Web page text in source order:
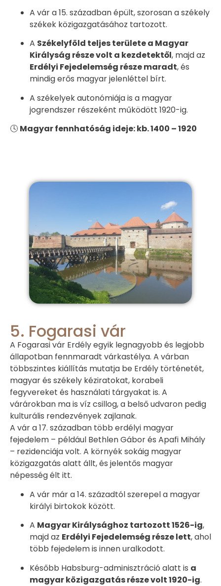
A vár a 15. században épült, szorosan a székely
székek közigazgatásához tartozott.
A Székelyföld teljes területe a Magyar
Királyság része volt a kezdetektől, majd az
Erdélyi Fejedelemség része maradt, és
mindig erős magyar jelenléttel bírt.
A székelyek autonómiája is a magyar
jogrendszer részeként működött 1920-ig.
🕓 Magyar fennhatóság ideje: kb. 1400 – 1920
5. Fogarasi vár
A Fogarasi vár Erdély egyik legnagyobb és legjobb
állapotban fennmaradt várkastélya. A várban
többszintes kiállítás mutatja be Erdély történetét,
magyar és székely kéziratokat, korabeli
fegyvereket és használati tárgyakat is. A
várárokban ma is víz csillog, a belső udvaron pedig
kulturális rendezvények zajlanak.
A vár a 17. században több erdélyi magyar
fejedelem – például Bethlen Gábor és Apafi Mihály
– rezidenciája volt. A környék sokáig magyar
közigazgatás alatt állt, és jelentős magyar
népesség élt itt.
A vár már a 14. századtól szerepel a magyar
királyi birtokok között.
A Magyar Királysághoz tartozott 1526-ig,
majd az Erdélyi Fejedelemség része lett, ahol
több fejedelem is innen uralkodott.
Később Habsburg-adminisztráció alatt is a
magyar közigazgatás része volt 1920-ig.